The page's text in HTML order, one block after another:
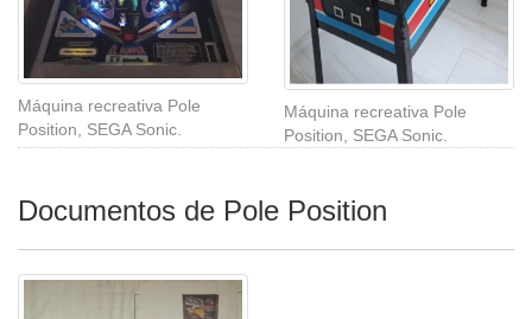
Máquina recreativa Pole
Position, SEGA Sonic.
Máquina recreativa Pole
Position, SEGA Sonic.
Documentos de Pole Position